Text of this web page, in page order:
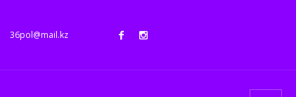
36pol@mail.kz